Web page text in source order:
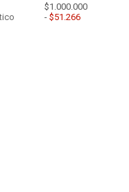
$1.000.000
- $51.266